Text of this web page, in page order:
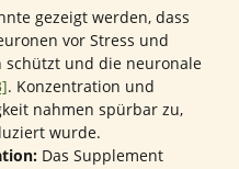
gezeigt werden, dass
vor Stress und
schützt und die neuronale
. Konzentration und
nahmen spürbar zu,
wurde.
Das Supplement